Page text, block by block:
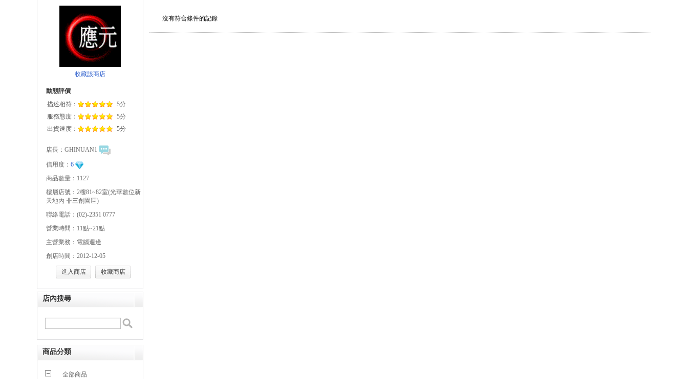
收藏該商店
動態評價
描述相符：
5分
服務態度：
5分
出貨速度：
5分
店長： GHINUAN1
信用度： 6
商品數量：1127
樓層店號：2樓81~82室(光華數位新
天地內 非三創園區)
聯絡電話：(02)-2351 0777
營業時間：11點~21點
主營業務：電腦週邊
創店時間：2012-12-05
進入商店 收藏商店
店內搜尋
商品分類
全部商品
沒有符合條件的記錄